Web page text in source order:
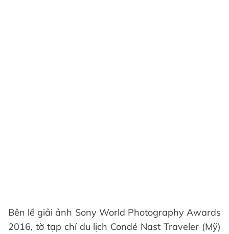
Bên lề giải ảnh Sony World Photography Awards
2016, tờ tạp chí du lịch Condé Nast Traveler (Mỹ)